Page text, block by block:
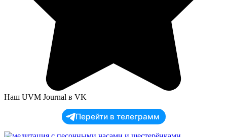
Наш UVM Journal в VK
Перейти в телеграмм